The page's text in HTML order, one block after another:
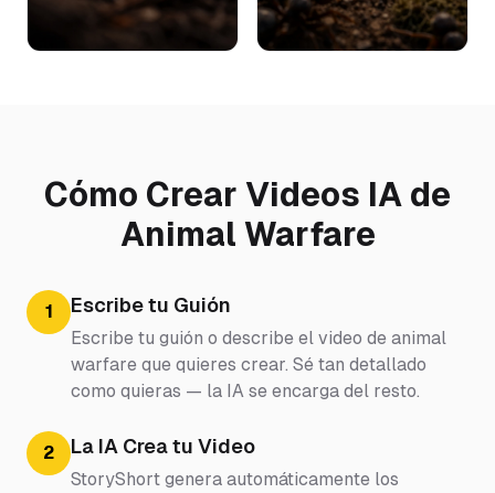
Cómo Crear Videos IA de
Animal Warfare
1 Escribe tu Guión
Escribe tu guión o describe el video de animal
warfare que quieres crear. Sé tan detallado
como quieras — la IA se encarga del resto.
2 La IA Crea tu Video
StoryShort genera automáticamente los